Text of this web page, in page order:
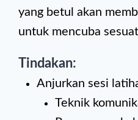
yang betul akan
untuk mencuba
Tindakan:
Anjurkan sesi
Teknik